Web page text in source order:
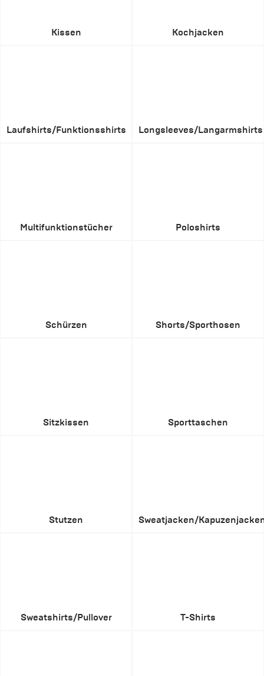
Kissen Kochjacken
Laufshirts/Funktionsshirts Longsleeves/Langarmshirts
Multifunktionstücher Poloshirts
Schürzen Shorts/Sporthosen
Sitzkissen Sporttaschen
Stutzen Sweatjacken/
Sweatshirts/Pullover T-Shirts